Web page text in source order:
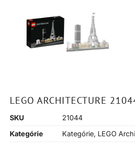
LEGO ARCHITECTURE
SKU
21044
Kategórie
Kategórie, LEGO